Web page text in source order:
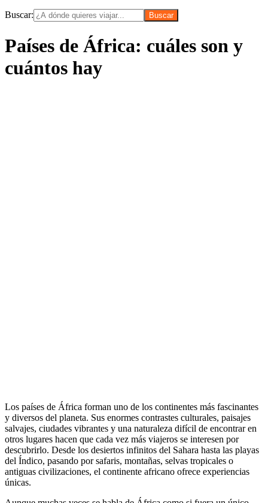
Buscar:
Países de África: cuáles son y
cuántos hay
Los países de África forman uno de los continentes más fascinantes
y diversos del planeta. Sus enormes contrastes culturales, paisajes
salvajes, ciudades vibrantes y una naturaleza difícil de encontrar en
otros lugares hacen que cada vez más viajeros se interesen por
descubrirlo. Desde los desiertos infinitos del Sahara hasta las playas
del Índico, pasando por safaris, montañas, selvas tropicales o
antiguas civilizaciones, el continente africano ofrece experiencias
únicas.